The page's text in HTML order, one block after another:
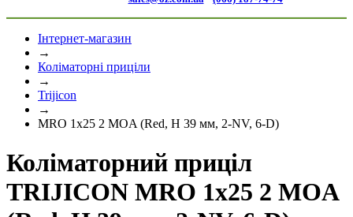
Інтернет-магазин
→
Коліматорні приціли
→
Trijicon
→
MRO 1x25 2 MOA (Red, H 39 мм, 2-NV, 6-D)
Коліматорний приціл
TRIJICON MRO 1x25 2 MOA